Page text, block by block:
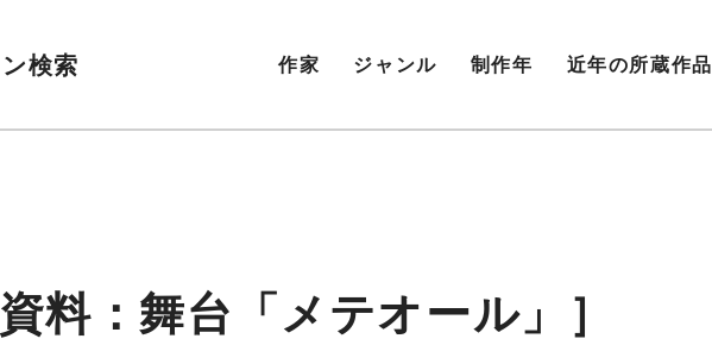
検索 作家 ジャンル 制作年 近年の所蔵作品
料：舞台「メテオール」］